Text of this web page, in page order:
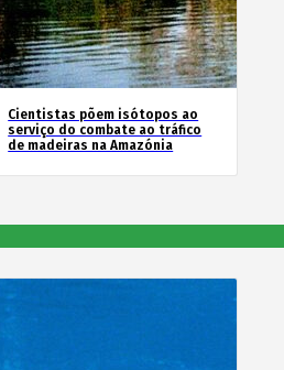
Cientistas põem isótopos ao
serviço do combate ao tráfico
de madeiras na Amazónia